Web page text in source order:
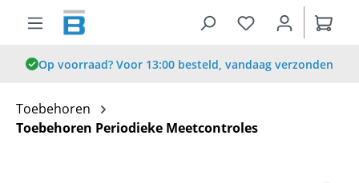
Op voorraad? Voor 13:00 besteld, vandaag verzonden
Toebehoren
Toebehoren Periodieke Meetcontroles